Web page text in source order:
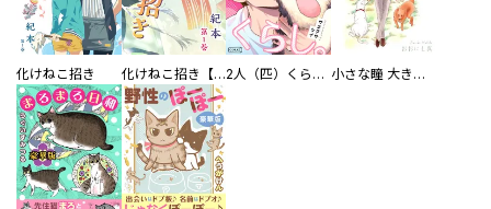
化けねこ招き 化けねこ招き【描きおろし付合冊版】 2人（匹）くらし。 小さな瞳 大きな鼓動